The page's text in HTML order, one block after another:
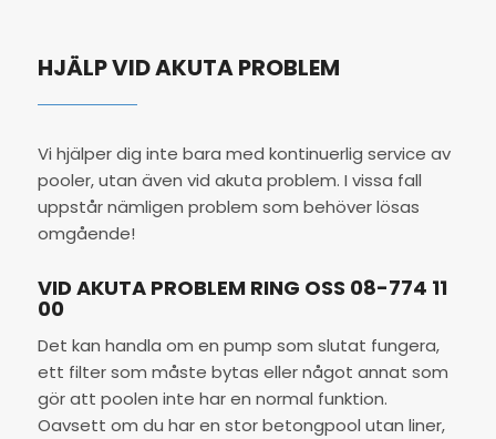
HJÄLP VID AKUTA PROBLEM
Vi hjälper dig inte bara med kontinuerlig service av
pooler, utan även vid akuta problem. I vissa fall
uppstår nämligen problem som behöver lösas
omgående!
VID AKUTA PROBLEM RING OSS 08-774 11
00
Det kan handla om en pump som slutat fungera,
ett filter som måste bytas eller något annat som
gör att poolen inte har en normal funktion.
Oavsett om du har en stor betongpool utan liner,